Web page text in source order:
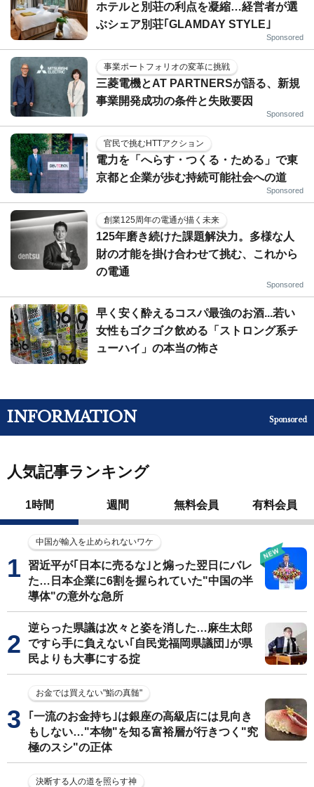
ホテルと別荘の利点を凝縮…経営者が選
ぶシェア別荘｢GLAMDAY STYLE｣
Sponsored
事業ポートフォリオの変革に挑戦
三菱電機とAT PARTNERSが語る、新規
事業開発成功の条件と失敗要因
Sponsored
官民で挑むHTTアクション
電力を「へらす・つくる・ためる」で東
京都と企業が歩む持続可能社会への道
Sponsored
創業125周年の電通が描く未来
125年磨き続けた課題解決力。多様な人
財の才能を掛け合わせて挑む、これから
の電通
Sponsored
早く安く酔えるコスパ最強のお酒...若い
女性もゴクゴク飲める「ストロング系チ
ューハイ」の本当の怖さ
INFORMATION Sponsored
人気記事ランキング
1時間 週間 無料会員 有料会員
中国が輸入を止められないワケ
習近平が｢日本に売るな｣と煽った翌日にバレ
た…日本企業に6割を握られていた"中国の半
導体"の意外な急所
逆らった県議は次々と姿を消した…麻生太郎
ですら手に負えない｢自民党福岡県議団｣が県
民よりも大事にする掟
お金では買えない"鮨の真髄"
｢一流のお金持ち｣は銀座の高級店には見向き
もしない…"本物"を知る富裕層が行きつく"究
極のスシ"の正体
決断する人の道を照らす神